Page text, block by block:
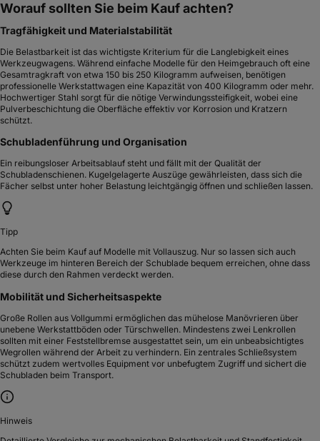
Worauf sollten Sie beim Kauf achten?
Tragfähigkeit und Materialstabilität
Die Belastbarkeit ist das wichtigste Kriterium für die Langlebigkeit eines
Werkzeugwagens. Während einfache Modelle für den Heimgebrauch oft eine
Gesamtragkraft von etwa 150 bis 250 Kilogramm aufweisen, benötigen
professionelle Werkstattwagen eine Kapazität von 400 Kilogramm oder mehr.
Hochwertiger Stahl sorgt für die nötige Verwindungssteifigkeit, wobei eine
Pulverbeschichtung die Oberfläche effektiv vor Korrosion und Kratzern
schützt.
Schubladenführung und Organisation
Ein reibungsloser Arbeitsablauf steht und fällt mit der Qualität der
Schubladenschienen. Kugelgelagerte Auszüge gewährleisten, dass sich die
Fächer selbst unter hoher Belastung leichtgängig öffnen und schließen lassen.
Tipp
Achten Sie beim Kauf auf Modelle mit Vollauszug. Nur so lassen sich auch
Werkzeuge im hinteren Bereich der Schublade bequem erreichen, ohne dass
diese durch den Rahmen verdeckt werden.
Mobilität und Sicherheitsaspekte
Große Rollen aus Vollgummi ermöglichen das mühelose Manövrieren über
unebene Werkstattböden oder Türschwellen. Mindestens zwei Lenkrollen
sollten mit einer Feststellbremse ausgestattet sein, um ein unbeabsichtigtes
Wegrollen während der Arbeit zu verhindern. Ein zentrales Schließsystem
schützt zudem wertvolles Equipment vor unbefugtem Zugriff und sichert die
Schubladen beim Transport.
Hinweis